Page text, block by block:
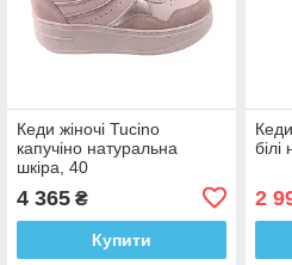
Кеди жіночі Tucino
капучіно натуральна
шкіра, 40
4 365₴
Купити
2